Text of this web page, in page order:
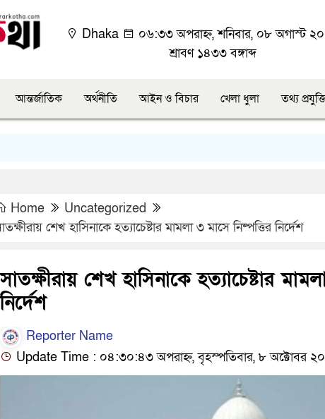
Dhaka
০৬:৩৩ অপরাহ্ন, শনিবার, ০৮ অগাস্ট
শ্রাবণ ১৪৩৩ বঙ্গাব্দ
আন্তর্জাতিক অর্থনীতি আইন ও বিচার খেলা ধুলা তথ্য
Home
Uncategorized
শেখ হাসিনাকে হত্যাচেষ্টার মামলা ৩ মাসে নিষ্পত্তির নির্দেশ
সাতক্ষীরায় শেখ হাসিনাকে হত্যাচেষ্টার
নির্দেশ
Reporter Name
Update Time : ০৪:৩০:৪৩ অপরাহ্ন, বৃহস্পতিবার, ৮ অক্টোবর